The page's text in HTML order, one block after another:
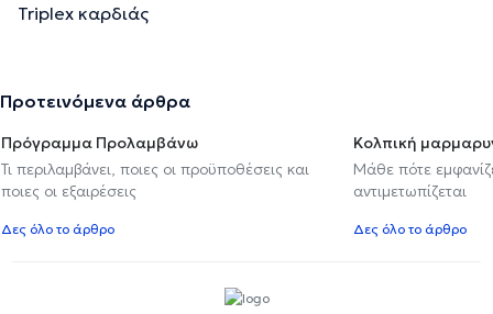
Triplex καρδιάς
Προτεινόμενα άρθρα
Πρόγραμμα Προλαμβάνω
Τι περιλαμβάνει, ποιες οι προϋποθέσεις και
ποιες οι εξαιρέσεις
Δες όλο το άρθρο
Κολπική
Μάθε πότε
αντιμετωπίζεται
Δες όλο το άρθρο